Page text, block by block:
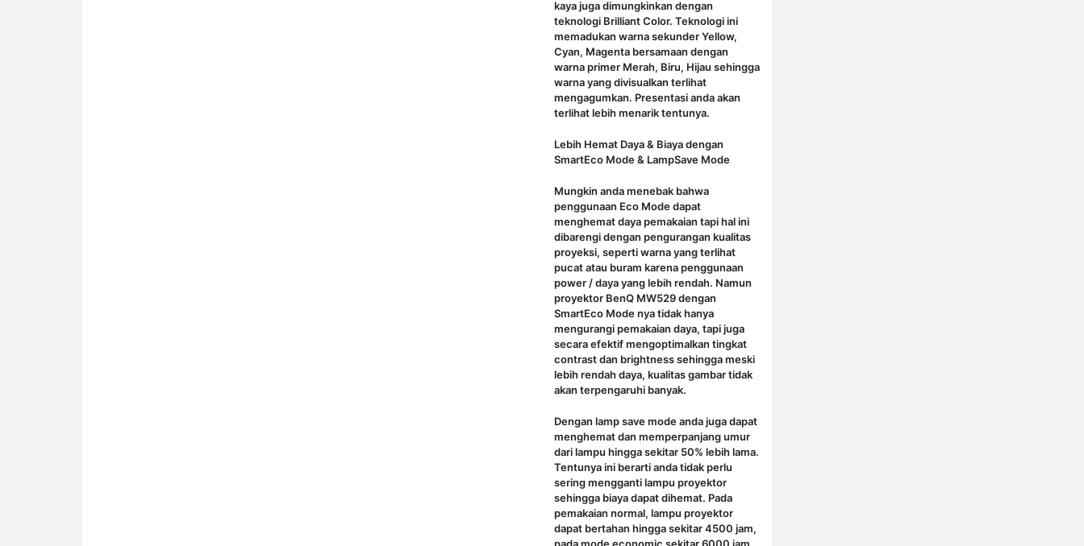
kaya juga dimungkinkan dengan
teknologi Brilliant Color. Teknologi ini
memadukan warna sekunder Yellow,
Cyan, Magenta bersamaan dengan
warna primer Merah, Biru, Hijau sehingga
warna yang divisualkan terlihat
mengagumkan. Presentasi anda akan
terlihat lebih menarik tentunya.
Lebih Hemat Daya & Biaya dengan
SmartEco Mode & LampSave Mode
Mungkin anda menebak bahwa
penggunaan Eco Mode dapat
menghemat daya pemakaian tapi hal ini
dibarengi dengan pengurangan kualitas
proyeksi, seperti warna yang terlihat
pucat atau buram karena penggunaan
power / daya yang lebih rendah. Namun
proyektor BenQ MW529 dengan
SmartEco Mode nya tidak hanya
mengurangi pemakaian daya, tapi juga
secara efektif mengoptimalkan tingkat
contrast dan brightness sehingga meski
lebih rendah daya, kualitas gambar tidak
akan terpengaruhi banyak.
Dengan lamp save mode anda juga dapat
menghemat dan memperpanjang umur
dari lampu hingga sekitar 50% lebih lama.
Tentunya ini berarti anda tidak perlu
sering mengganti lampu proyektor
sehingga biaya dapat dihemat. Pada
pemakaian normal, lampu proyektor
dapat bertahan hingga sekitar 4500 jam,
pada mode economic sekitar 6000 jam,